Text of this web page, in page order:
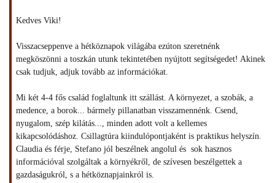
Kedves Viki!
Visszacseppenve a hétköznapok világába ezúton szeretnénk
megköszönni a toszkán utunk tekintetében nyújtott segítségedet! Akinek
csak tudjuk, adjuk tovább az információkat.
Mi két 4-4 fős család foglaltunk itt szállást. A környezet, a szobák, a
medence, a borok... bármely pillanatban visszamennénk. Csend,
nyugalom, szép kilátás..., minden adott volt a kellemes
kikapcsolódáshoz. Csillagtúra kiindulópontjaként is praktikus helyszín.
Claudia és férje, Stefano jól beszélnek angolul és sok hasznos
információval szolgáltak a környékről, de szívesen beszélgettek a
gazdaságukról, s a hétköznapjainkról is.